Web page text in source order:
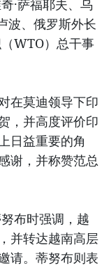
·萨福耶夫、乌
波、俄罗斯外长
WTO）总干事
在莫迪领导下印
，并高度评价印
日益重要的角
谢，并称赞范总
布时强调，越
并转达越南高层
请。蒂努布则表